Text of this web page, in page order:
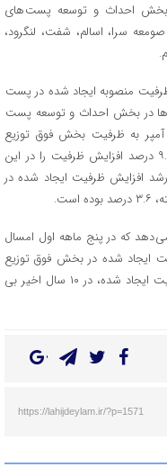
بخش احداث و توسعه پست های
صومعه سرا، اسالم، شفت، لنگرود،
منصوبه ایجاد شده در پست
ها در بخش احداث و توسعه پست
موفق شدیم ۲۵۵ مگاولت آمپر به ظرفیت بخش فوق توزیع
استان گیلان اضافه نماییم. به عبارتی توانستیم ۹.۲ درصد افزایش ظرفیت را در این
افزایش ظرفیت ایجاد شده در
دهد که در پنج ماهه اول امسال
رشد ۵.۶ درصدی ظرفیت ایجاد شده در بخش فوق توزیع
پست های گیلان را داشته ایم که این افزایش ظرفیت ایجاد شده، در ۱۰ سال اخیر بی
https://lahijdeylam.ir/?p=1571